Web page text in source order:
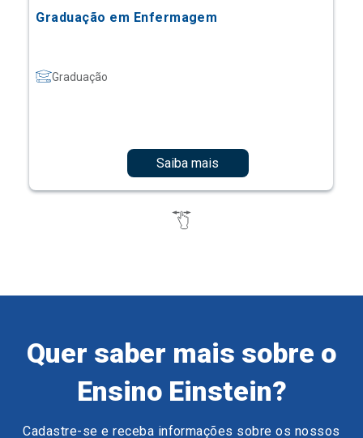
Graduação em Enfermagem
Graduação
Saiba mais
Quer saber mais sobre o
Ensino Einstein?
Cadastre-se e receba informações sobre os nossos